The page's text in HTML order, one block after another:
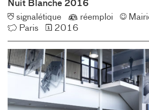
Nuit Blanche 2016
Typologie
signalétique
Éco-
réemploi
Lieu
Paris Année
2016